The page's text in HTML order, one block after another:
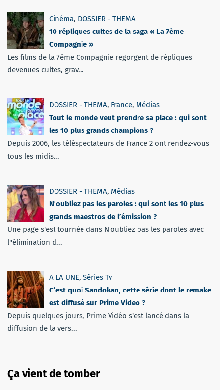
Cinéma, DOSSIER - THEMA
10 répliques cultes de la saga « La 7ème
Compagnie »
Les films de la 7ème Compagnie regorgent de répliques
devenues cultes, grav...
DOSSIER - THEMA, France, Médias
Tout le monde veut prendre sa place : qui sont
les 10 plus grands champions ?
Depuis 2006, les téléspectateurs de France 2 ont rendez-vous
tous les midis...
DOSSIER - THEMA, Médias
N’oubliez pas les paroles : qui sont les 10 plus
grands maestros de l’émission ?
Une page s'est tournée dans N'oubliez pas les paroles avec
l''élimination d...
A LA UNE, Séries Tv
C’est quoi Sandokan, cette série dont le remake
est diffusé sur Prime Video ?
Depuis quelques jours, Prime Vidéo s'est lancé dans la
diffusion de la vers...
Ça vient de tomber